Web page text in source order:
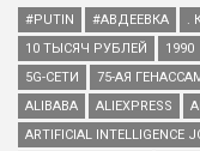
#PUTIN #АВДЕЕВКА .
10 ТЫСЯЧ РУБЛЕЙ
1990
5G-СЕТИ
75-АЯ
ALIBABA
ALIEXPRESS
ARTIFICIAL INTELLIGENCE